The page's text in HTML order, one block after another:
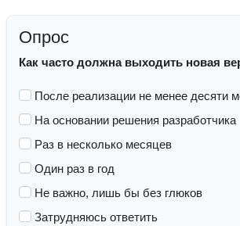
Опрос
Как часто должна выходить новая
После реализации не менее десяти
На основании решения разработчика
Раз в несколько месяцев
Один раз в год
Не важно, лишь бы без глюков
Затрудняюсь ответить